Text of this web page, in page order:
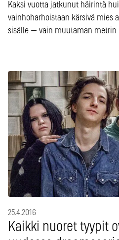
Kaksi vuotta jatkunut häirintä
vainhoharhoistaan kärsivä mies
sisälle — vain muutaman metrin
25.4.2016
Kaikki nuoret tyypit